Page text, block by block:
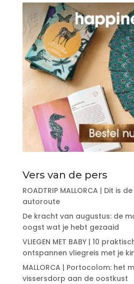
Vers van de pers
ROADTRIP MALLORCA | Dit is
autoroute
De kracht van augustus: de
oogst wat je hebt gezaaid
VLIEGEN MET BABY | 10
ontspannen vliegreis met je
MALLORCA | Portocolom: het
vissersdorp aan de oostkust